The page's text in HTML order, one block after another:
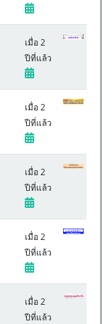
เมื่อ 2
ปีที่แล้ว
เมื่อ 2
ปีที่แล้ว
เมื่อ 2
ปีที่แล้ว
เมื่อ 2
ปีที่แล้ว
เมื่อ 2
ปีที่แล้ว